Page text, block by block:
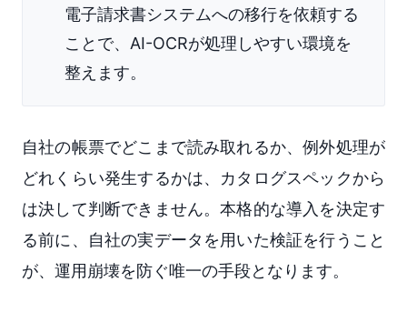
電子請求書システムへの移行を依頼する
ことで、AI-OCRが処理しやすい環境を
整えます。
自社の帳票でどこまで読み取れるか、例外処理が
どれくらい発生するかは、カタログスペックから
は決して判断できません。本格的な導入を決定す
る前に、自社の実データを用いた検証を行うこと
が、運用崩壊を防ぐ唯一の手段となります。